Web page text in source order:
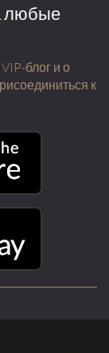
любые
блог и о
к